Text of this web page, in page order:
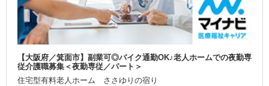
【大阪府／箕面市】副業可◎バイク通勤OK♪老人ホームでの夜勤専
従介護職募集＜夜勤専従／パート＞
住宅型有料老人ホーム ささゆりの宿り